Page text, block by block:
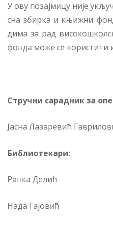
У ову по­зај­ми­цу ни­је
сна збир­ка и књи­жни
ди­ма за рад
фон­да мо­же се ко­ри­сти­ти
Стручни сарадник за
Ја­сна Ла­за­ре­вић
Библиотекари:
Ран­ка Де­лић
Нада Гајовић